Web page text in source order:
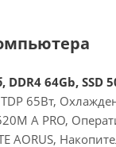
64Gb, SSD
65Вт,
A PRO,
AORUS,